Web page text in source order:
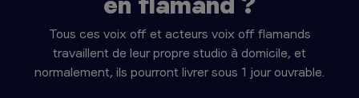
Tous ces voix off et acteurs voix off flamands
travaillent de leur propre studio à domicile, et
normalement, ils pourront livrer sous 1 jour ouvrable.